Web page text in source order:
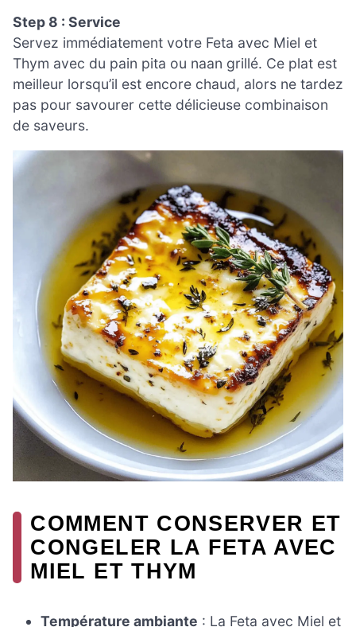
Step 8 : Service
Servez immédiatement votre Feta avec Miel et
Thym avec du pain pita ou naan grillé. Ce plat est
meilleur lorsqu’il est encore chaud, alors ne tardez
pas pour savourer cette délicieuse combinaison
de saveurs.
COMMENT CONSERVER ET
CONGELER LA FETA AVEC
MIEL ET THYM
Température ambiante : La Feta avec Miel et